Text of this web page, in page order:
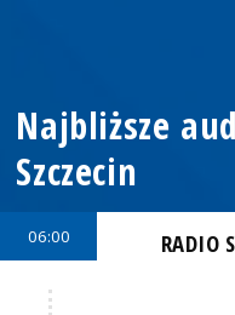
Najbliższe
Szczecin
06:00 RADIO